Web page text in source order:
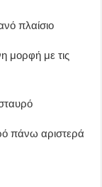
πλαίσιο
μορφή με τις
πάνω αριστερά